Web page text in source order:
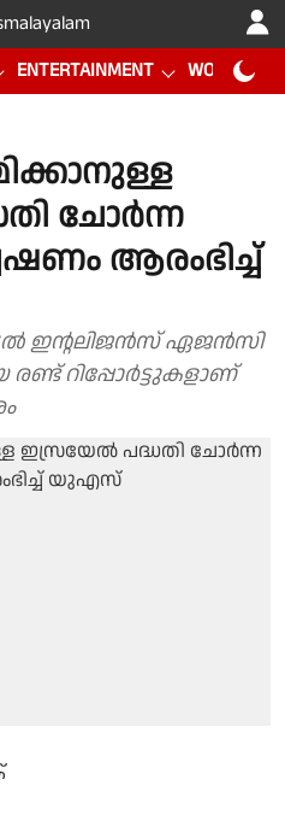
ENTERTAINMENT WORLD CUP
ചോർന്ന
ആരംഭിച്ച്
ഇന്റലിജന്‍സ് ഏജന്‍സി
റിപ്പോര്‍ട്ടുകളാണ്